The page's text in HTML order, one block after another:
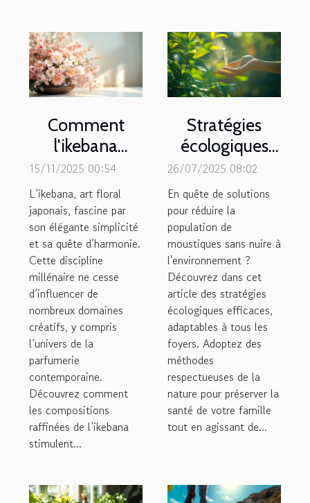
Comment
l'ikebana
inspire-t-il les
nouvelles
créations de
parfums ?
15/11/2025 00:54
L’ikebana, art floral
japonais, fascine par
son élégante simplicité
et sa quête d’harmonie.
Cette discipline
millénaire ne cesse
d’influencer de
nombreux domaines
créatifs, y compris
l’univers de la
parfumerie
contemporaine.
Découvrez comment
les compositions
raffinées de l’ikebana
stimulent...
Stratégies
écologiques
pour contrôler
la population
de moustiques
chez soi
26/07/2025 08:02
En quête de solutions
pour réduire la
population de
moustiques sans nuire à
l'environnement ?
Découvrez dans cet
article des stratégies
écologiques efficaces,
adaptables à tous les
foyers. Adoptez des
méthodes
respectueuses de la
nature pour préserver la
santé de votre famille
tout en agissant de...